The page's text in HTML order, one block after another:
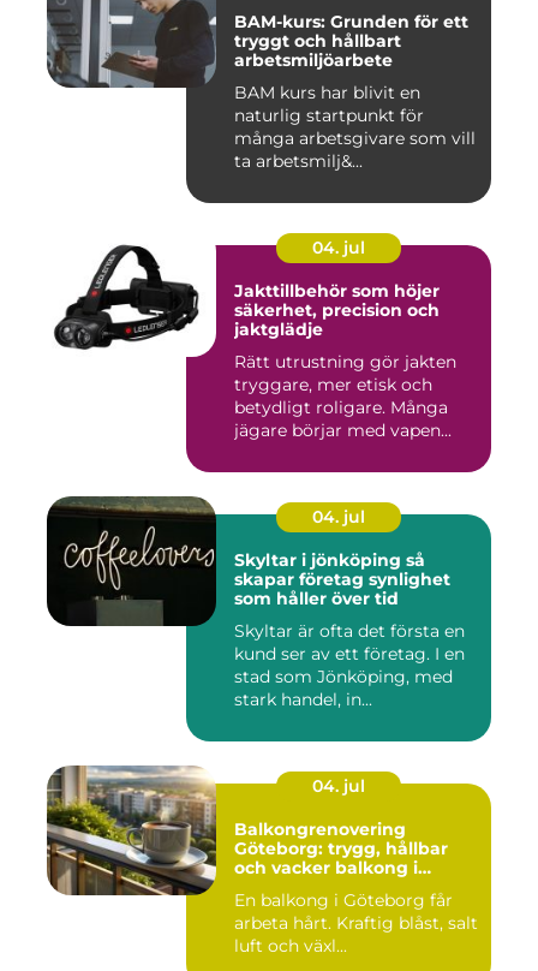
BAM-kurs: Grunden för ett
tryggt och hållbart
arbetsmiljöarbete
BAM kurs har blivit en
naturlig startpunkt för
många arbetsgivare som vill
ta arbetsmilj&...
04. jul
Jakttillbehör som höjer
säkerhet, precision och
jaktglädje
Rätt utrustning gör jakten
tryggare, mer etisk och
betydligt roligare. Många
jägare börjar med vapen...
04. jul
Skyltar i jönköping så
skapar företag synlighet
som håller över tid
Skyltar är ofta det första en
kund ser av ett företag. I en
stad som Jönköping, med
stark handel, in...
04. jul
Balkongrenovering
Göteborg: trygg, hållbar
och vacker balkong i
En balkong i Göteborg får
arbeta hårt. Kraftig blåst, salt
luft och växl...